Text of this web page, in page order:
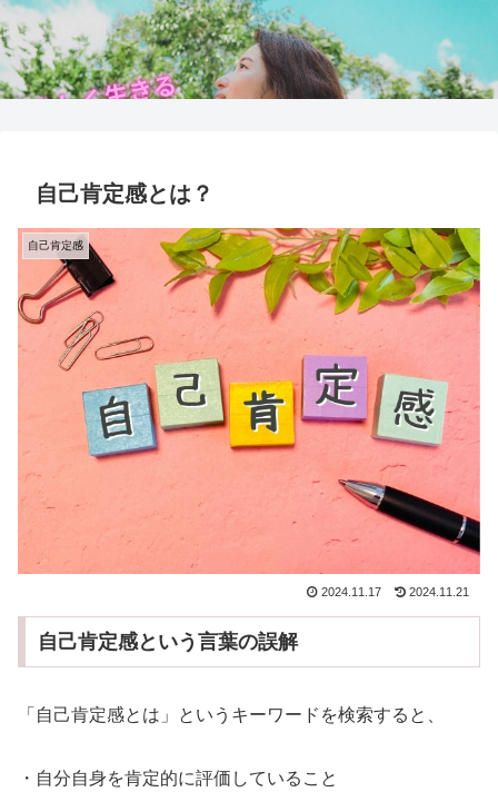
自己肯定感とは？
自己肯定感
2024.11.17 2024.11.21
自己肯定感という言葉の誤解
「自己肯定感とは」というキーワードを検索すると、
・自分自身を肯定的に評価していること